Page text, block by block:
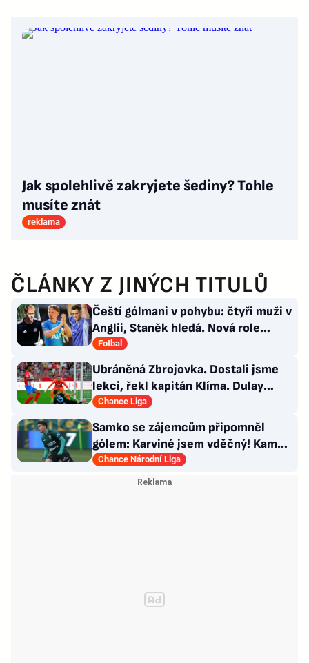
Jak spolehlivě zakryjete šediny? Tohle
musíte znát
reklama
ČLÁNKY Z JINÝCH TITULŮ
Čeští gólmani v pohybu: čtyři muži v
Anglii, Staněk hledá. Nová role
Kinského
Fotbal
Ubráněná Zbrojovka. Dostali jsme
lekci, řekl kapitán Klíma. Dulay
překonal kamaráda
Chance Liga
Samko se zájemcům připomněl
gólem: Karviné jsem vděčný! Kam
může odejít Štorman?
Chance Národní Liga